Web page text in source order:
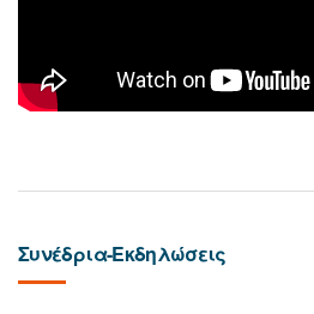
Συνέδρια-Εκδηλώσεις